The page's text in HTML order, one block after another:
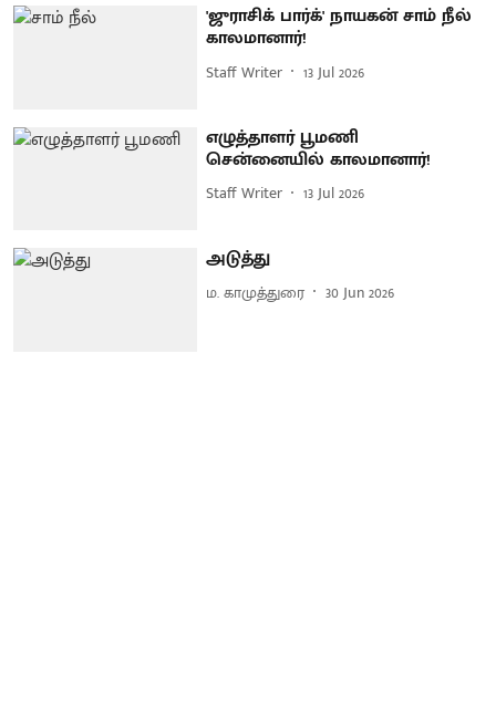
'ஜுராசிக் பார்க்' நாயகன் சாம் நீல்
காலமானார்!
Staff Writer 13 Jul 2026
எழுத்தாளர் பூமணி
சென்னையில் காலமானார்!
Staff Writer 13 Jul 2026
அடுத்து
ம. காமுத்துரை 30 Jun 2026